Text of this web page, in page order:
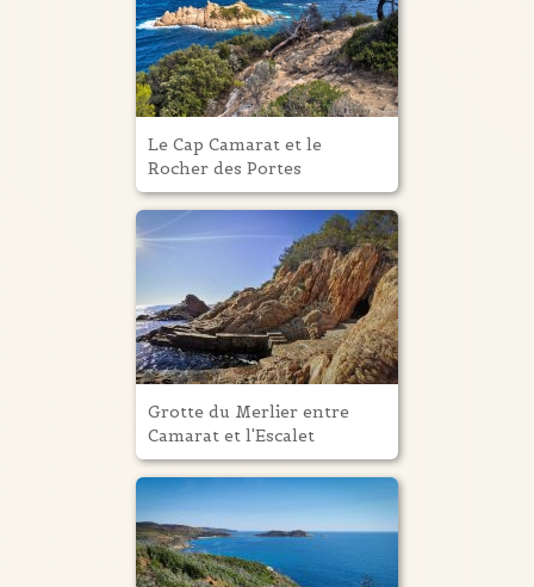
Le Cap Camarat et le
Rocher des Portes
Grotte du Merlier entre
Camarat et l'Escalet